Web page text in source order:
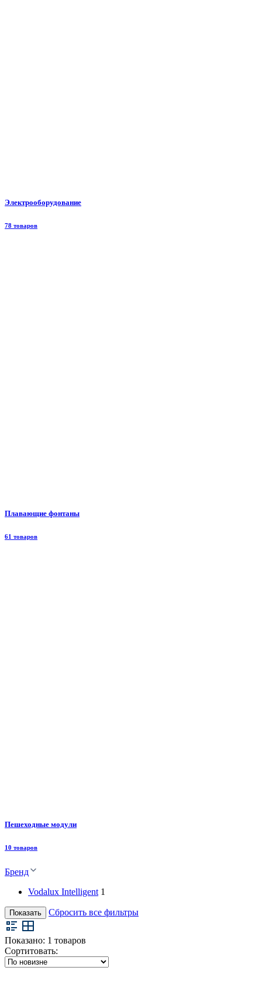
Электрооборудование
78 товаров
Плавающие фонтаны
61 товаров
Пешеходные модули
10 товаров
Бренд
Vodalux Intelligent 1
Показать Сбросить все фильтры
Показано: 1 товаров
Сортитовать: